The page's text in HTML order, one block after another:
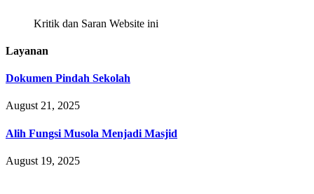
Kritik dan Saran Website ini
Layanan
Dokumen Pindah Sekolah
August 21, 2025
Alih Fungsi Musola Menjadi Masjid
August 19, 2025